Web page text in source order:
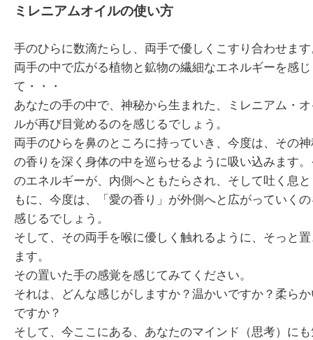
ミレニアムオイルの使い方
手のひらに数滴たらし、両手で優しくこすり合わせま
両手の中で広がる植物と鉱物の繊細なエネルギーを感じ
て・・・
あなたの手の中で、神秘から生まれた、ミレニアム・
ルが再び目覚めるのを感じるでしょう。
両手のひらを鼻のところに持っていき、今度は、その
の香りを深く身体の中を巡らせるように吸い込みます
のエネルギーが、内側へともたらされ、そして吐く息
もに、今度は、「愛の香り」が外側へと広がっていく
感じるでしょう。
そして、その両手を喉に優しく触れるように、そっと
ます。
その置いた手の感覚を感じてみてください。
それは、どんな感じがしますか？温かいですか？柔ら
ですか？
そして、今ここにある、あなたのマインド（思考）に